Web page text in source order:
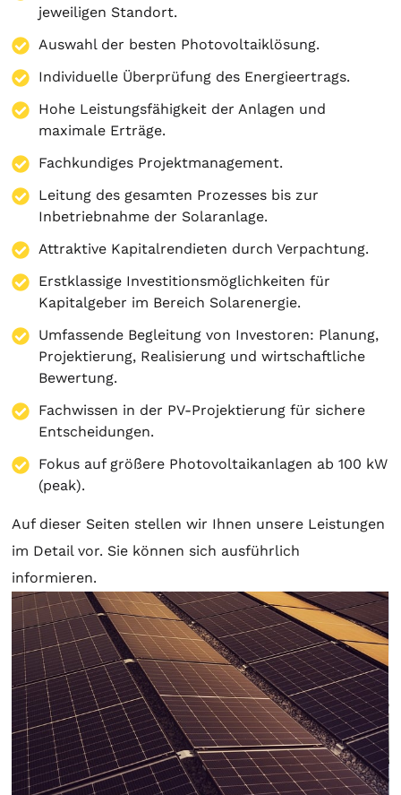
jeweiligen Standort.
Auswahl der besten Photovoltaiklösung.
Individuelle Überprüfung des Energieertrags.
Hohe Leistungsfähigkeit der Anlagen und
maximale Erträge.
Fachkundiges Projektmanagement.
Leitung des gesamten Prozesses bis zur
Inbetriebnahme der Solaranlage.
Attraktive Kapitalrendieten durch Verpachtung.
Erstklassige Investitionsmöglichkeiten für
Kapitalgeber im Bereich Solarenergie.
Umfassende Begleitung von Investoren: Planung,
Projektierung, Realisierung und wirtschaftliche
Bewertung.
Fachwissen in der PV-Projektierung für sichere
Entscheidungen.
Fokus auf größere Photovoltaikanlagen ab 100 kW
(peak).
Auf dieser Seiten stellen wir Ihnen unsere Leistungen
im Detail vor. Sie können sich ausführlich
informieren.